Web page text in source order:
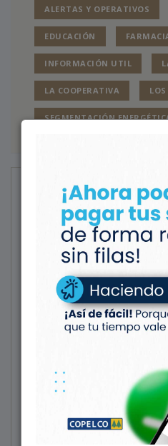
ALERTAS Y OPERATIVOS
EDUCACIÓN
INFORMACIÓN UTIL
LA COOPERATIVA
SEGMENTACIÓN
Noticias
LA COMUNIDAD
58º
Huincul